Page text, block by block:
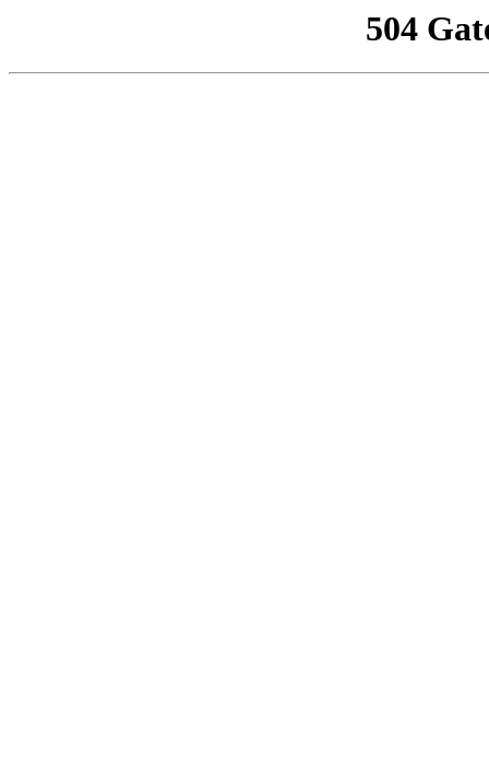
504